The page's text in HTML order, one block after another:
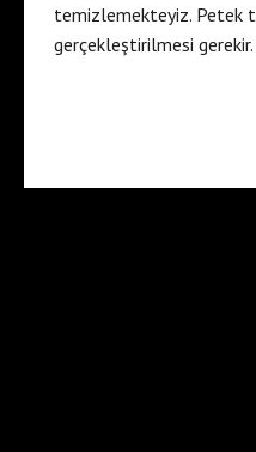
temizlemekteyiz. Petek
gerçekleştirilmesi gerekir.